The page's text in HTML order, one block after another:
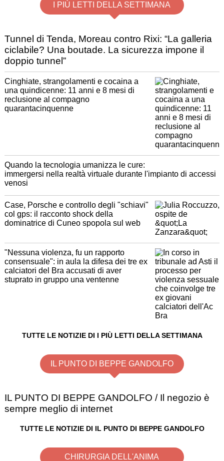
I PIÙ LETTI DELLA SETTIMANA
Tunnel di Tenda, Moreau contro Rixi: “La galleria
ciclabile? Una boutade. La sicurezza impone il
doppio tunnel”
Cinghiate, strangolamenti e cocaina a
una quindicenne: 11 anni e 8 mesi di
reclusione al compagno
quarantacinquenne
Quando la tecnologia umanizza le cure:
immergersi nella realtà virtuale durante l'impianto di accessi
venosi
Case, Porsche e controllo degli "schiavi"
col gps: il racconto shock della
dominatrice di Cuneo spopola sul web
"Nessuna violenza, fu un rapporto
consensuale": in aula la difesa dei tre ex
calciatori del Bra accusati di aver
stuprato in gruppo una ventenne
TUTTE LE NOTIZIE DI I PIÙ LETTI DELLA SETTIMANA
IL PUNTO DI BEPPE GANDOLFO
IL PUNTO DI BEPPE GANDOLFO / Il negozio è
sempre meglio di internet
TUTTE LE NOTIZIE DI IL PUNTO DI BEPPE GANDOLFO
CHIRURGIA DELL'ANIMA